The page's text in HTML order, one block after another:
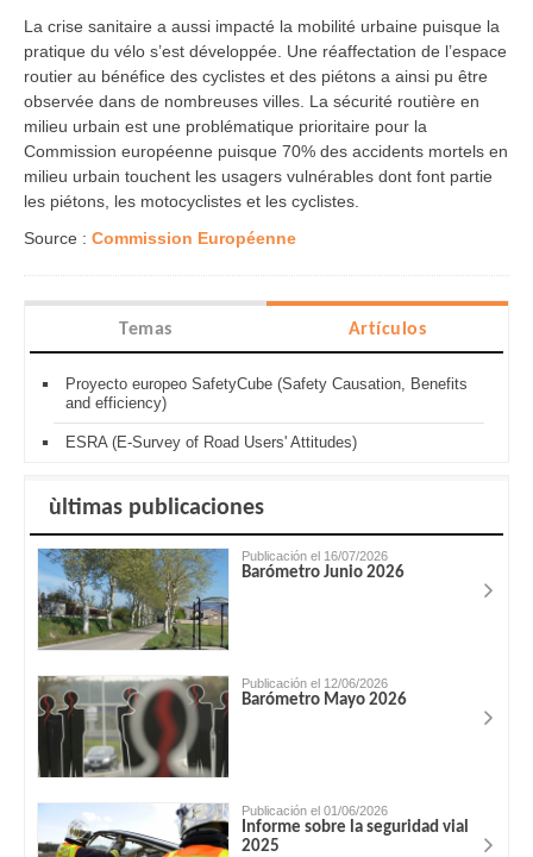
La crise sanitaire a aussi impacté la mobilité urbaine puisque la
pratique du vélo s’est développée. Une réaffectation de l’espace
routier au bénéfice des cyclistes et des piétons a ainsi pu être
observée dans de nombreuses villes. La sécurité routière en
milieu urbain est une problématique prioritaire pour la
Commission européenne puisque 70% des accidents mortels en
milieu urbain touchent les usagers vulnérables dont font partie
les piétons, les motocyclistes et les cyclistes.
Source : Commission Européenne
Temas Artículos
Proyecto europeo SafetyCube (Safety Causation, Benefits
and efficiency)
ESRA (E-Survey of Road Users' Attitudes)
ùltimas publicaciones
Publicación el 16/07/2026
Barómetro Junio 2026
Publicación el 12/06/2026
Barómetro Mayo 2026
Publicación el 01/06/2026
Informe sobre la seguridad vial
2025